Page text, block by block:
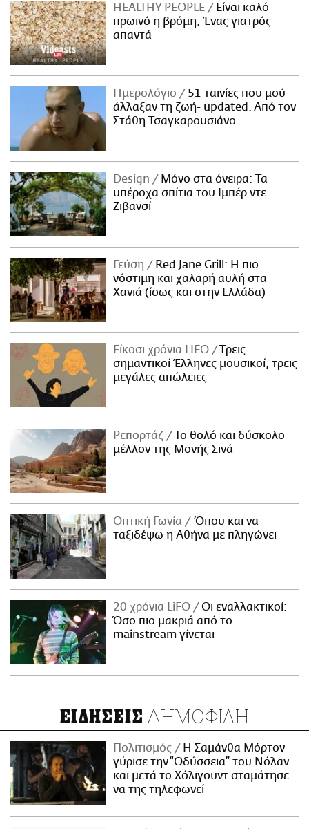
HEALTHY PEOPLE
Είναι καλό
πρωινό η βρόμη; Ένας γιατρός
απαντά
Ημερολόγιο
51 ταινίες που μού
άλλαξαν τη ζωή- updated. Aπό τον
Στάθη Τσαγκαρουσιάνο
Design
Μόνο στα όνειρα: Τα
υπέροχα σπίτια του Ιμπέρ ντε
Ζιβανσί
Γεύση
Red Jane Grill: Η πιο
νόστιμη και χαλαρή αυλή στα
Χανιά (ίσως και στην Ελλάδα)
Είκοσι χρόνια LIFO
Tρεις
σημαντικοί Έλληνες μουσικοί, τρεις
μεγάλες απώλειες
Ρεπορτάζ
Το θολό και δύσκολο
μέλλον της Μονής Σινά
Οπτική Γωνία
Όπου και να
ταξιδέψω η Αθήνα με πληγώνει
20 χρόνια LiFO
Οι εναλλακτικοί:
Όσο πιο μακριά από το
mainstream γίνεται
ΕΙΔΗΣΕΙΣ ΔΗΜΟΦΙΛΗ
Πολιτισμός
Η Σαμάνθα Μόρτον
γύρισε την “Οδύσσεια” του Νόλαν
και μετά το Χόλιγουντ σταμάτησε
να της τηλεφωνεί